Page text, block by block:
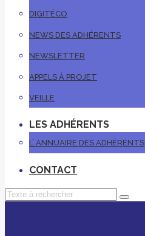
DIGITÉCO
NEWS DES ADHÉRENTS
NEWSLETTER
APPELS À PROJET
VEILLE
LES ADHÉRENTS
L’ ANNUAIRE DES ADHÉRENTS
CONTACT